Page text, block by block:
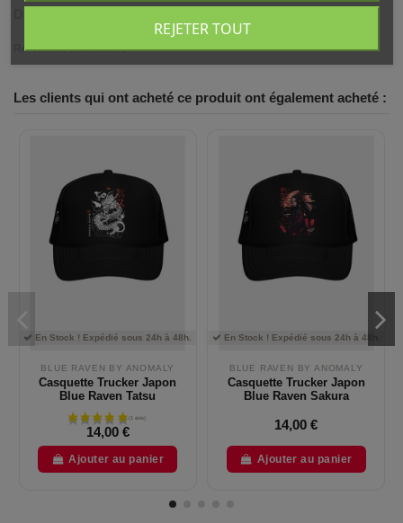
Référence brboxerb09
Les clients qui ont acheté ce produit ont également acheté :
En Stock ! Expédié sous 24h à 48h.
BLUE RAVEN BY ANOMALY
Casquette Trucker Japon
Blue Raven Tatsu
14,00 €
Ajouter au panier
En Stock ! Expédié sous 24h à 48h.
BLUE RAVEN BY ANOMALY
Casquette Trucker Japon
Blue Raven Sakura
14,00 €
Ajouter au panier
REJETER TOUT